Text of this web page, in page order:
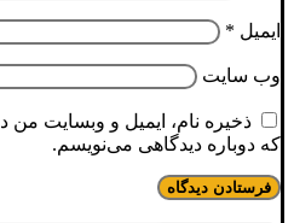
ایمیل *
وب‌ سایت
ذخیره نام، ایمیل و وبسایت من
که دوباره دیدگاهی می‌نویسم.